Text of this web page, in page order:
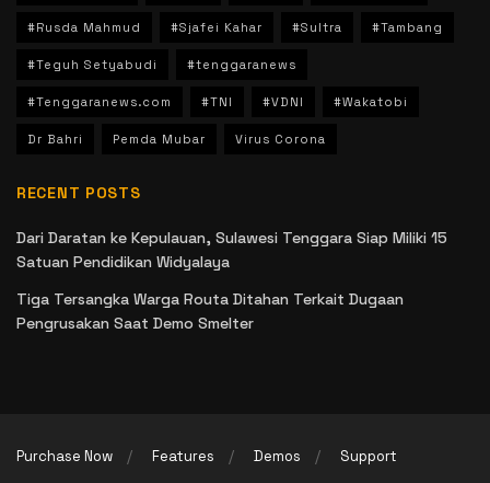
#Rusda Mahmud #Sjafei Kahar #Sultra #Tambang
#Teguh Setyabudi #tenggaranews
#Tenggaranews.com #TNI #VDNI #Wakatobi
Dr Bahri Pemda Mubar Virus Corona
RECENT POSTS
Dari Daratan ke Kepulauan, Sulawesi Tenggara Siap Miliki 15
Satuan Pendidikan Widyalaya
Tiga Tersangka Warga Routa Ditahan Terkait Dugaan
Pengrusakan Saat Demo Smelter
Purchase Now Features Demos Support